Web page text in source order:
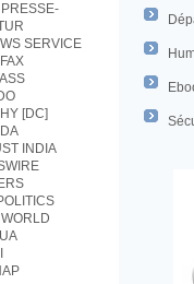
SERVICE
[DC]
INDIA